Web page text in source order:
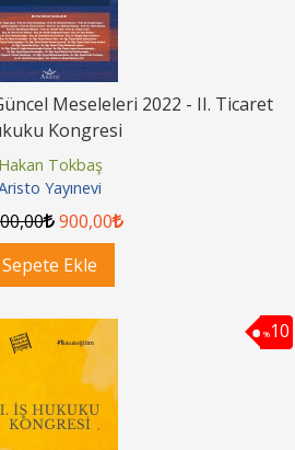
Meseleleri 2022 - II. Ticaret
Kongresi
Hakan Tokbaş
Yayınevi
,00 900,00
Sepete Ekle
%10